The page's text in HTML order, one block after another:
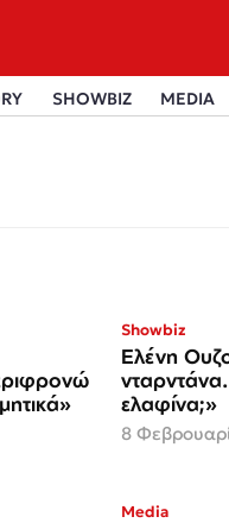
SHOWBIZ MEDIA
Showbiz
Ελένη
ελαφίνα;»
8
Media